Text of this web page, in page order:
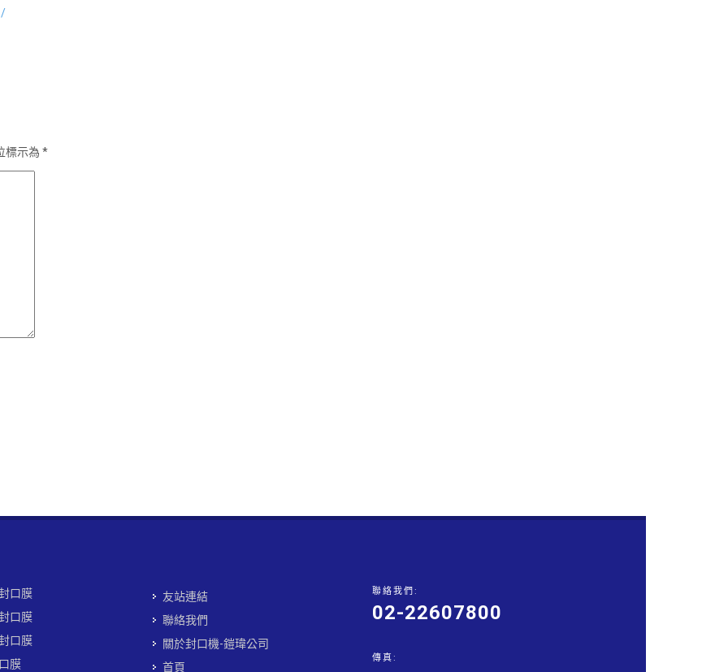
標示為 *
口膜
口膜
口膜
膜
友站連結
聯絡我們
關於封口機-鎧瑋公司
首頁
聯絡我們:
02-22607800
傳真: